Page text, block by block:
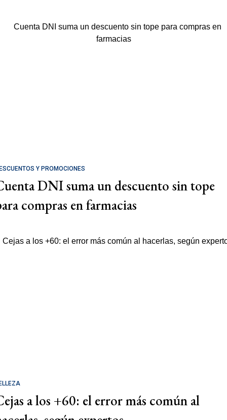
Y PROMOCIONES
DNI suma un descuento sin tope
compras en farmacias
a los +60: el error más común al